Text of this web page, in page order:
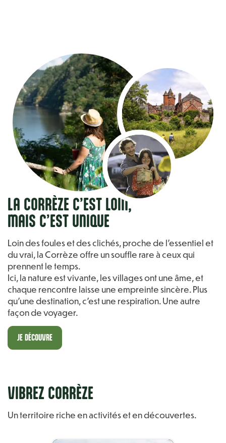
LA CORRÈZE C’EST LOIN,
MAIS C’EST UNIQUE
Loin des foules et des clichés, proche de l’essentiel et
du vrai, la Corrèze offre un souffle rare à ceux qui
prennent le temps.
Ici, la nature est vivante, les villages ont une âme, et
chaque rencontre laisse une empreinte sincère. Plus
qu’une destination, c’est une respiration. Une autre
façon de voyager.
JE DÉCOUVRE
VIBREZ CORRÈZE
Un territoire riche en activités et en découvertes.